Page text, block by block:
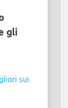
gli
sui